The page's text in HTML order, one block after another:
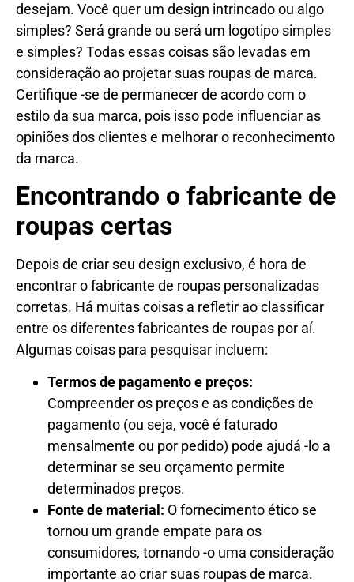
desejam. Você quer um design intrincado ou algo
simples? Será grande ou será um logotipo simples
e simples? Todas essas coisas são levadas em
consideração ao projetar suas roupas de marca.
Certifique -se de permanecer de acordo com o
estilo da sua marca, pois isso pode influenciar as
opiniões dos clientes e melhorar o reconhecimento
da marca.
Encontrando o fabricante de
roupas certas
Depois de criar seu design exclusivo, é hora de
encontrar o fabricante de roupas personalizadas
corretas. Há muitas coisas a refletir ao classificar
entre os diferentes fabricantes de roupas por aí.
Algumas coisas para pesquisar incluem:
Termos de pagamento e preços:
Compreender os preços e as condições de
pagamento (ou seja, você é faturado
mensalmente ou por pedido) pode ajudá -lo a
determinar se seu orçamento permite
determinados preços.
Fonte de material: O fornecimento ético se
tornou um grande empate para os
consumidores, tornando -o uma consideração
importante ao criar suas roupas de marca.